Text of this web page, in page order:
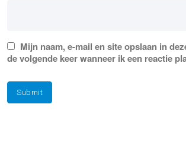
Mijn naam, e-mail en site opslaan in
de volgende keer wanneer ik een reactie